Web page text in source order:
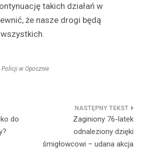
takich działań w
że nasze drogi będą
w Opocznie
do
Zaginiony 76-latek
odnaleziony dzięki
śmigłowcowi – udana akcja